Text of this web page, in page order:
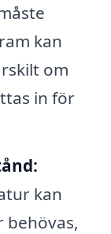
kan
om
in för
kan
behövas,